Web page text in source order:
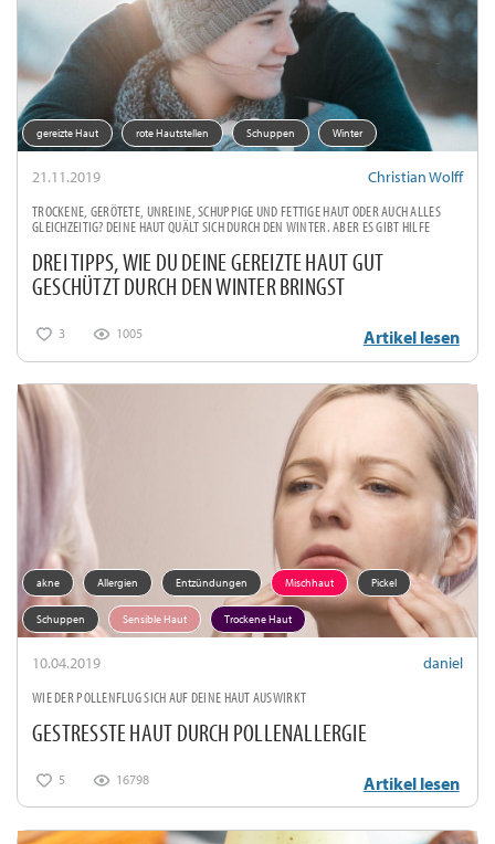
gereizte Haut rote Hautstellen Schuppen Winter
21.11.2019
Christian Wolff
TROCKENE, GERÖTETE, UNREINE, SCHUPPIGE UND FETTIGE HAUT ODER AUCH ALLES
GLEICHZEITIG? DEINE HAUT QUÄLT SICH DURCH DEN WINTER. ABER ES GIBT HILFE
DREI TIPPS, WIE DU DEINE GEREIZTE HAUT GUT
GESCHÜTZT DURCH DEN WINTER BRINGST
3 1005 Artikel lesen
akne Allergien Entzündungen Mischhaut Pickel
Schuppen Sensible Haut Trockene Haut
10.04.2019
daniel
WIE DER POLLENFLUG SICH AUF DEINE HAUT AUSWIRKT
GESTRESSTE HAUT DURCH POLLENALLERGIE
5 16798 Artikel lesen